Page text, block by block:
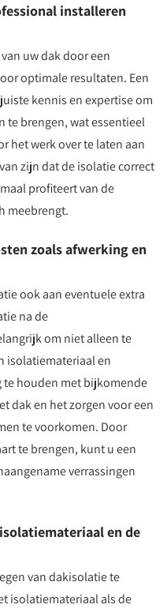
installeren
uw dak door een
optimale resultaten. Een
kennis en expertise om
te brengen, wat essentieel
het werk over te laten aan
zijn dat de isolatie correct
profiteert van de
meebrengt.
zoals afwerking en
ook aan eventuele extra
na de
om niet alleen te
isolatiemateriaal en
houden met bijkomende
dak en het zorgen voor een
te voorkomen. Door
te brengen, kunt u een
verrassingen
en de
van dakisolatie te
isolatiemateriaal als de